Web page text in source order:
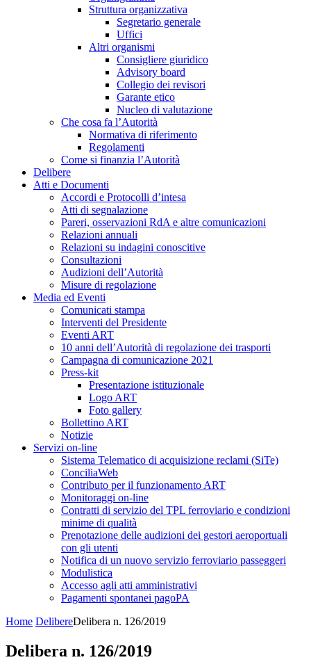
Struttura organizzativa
Segretario generale
Uffici
Altri organismi
Consigliere giuridico
Advisory board
Collegio dei revisori
Garante etico
Nucleo di valutazione
Che cosa fa l’Autorità
Normativa di riferimento
Regolamenti
Come si finanzia l’Autorità
Delibere
Atti e Documenti
Accordi e Protocolli d’intesa
Atti di segnalazione
Pareri, osservazioni RdA e altre comunicazioni
Relazioni annuali
Relazioni su indagini conoscitive
Consultazioni
Audizioni dell’Autorità
Misure di regolazione
Media ed Eventi
Comunicati stampa
Interventi del Presidente
Eventi ART
10 anni dell’Autorità di regolazione dei trasporti
Campagna di comunicazione 2021
Press-kit
Presentazione istituzionale
Logo ART
Foto gallery
Bollettino ART
Notizie
Servizi on-line
Sistema Telematico di acquisizione reclami (SiTe)
ConciliaWeb
Contributo per il funzionamento ART
Monitoraggi on-line
Contratti di servizio del TPL ferroviario e condizioni
minime di qualità
Prenotazione delle audizioni dei gestori aeroportuali
con gli utenti
Notifica di un nuovo servizio ferroviario passeggeri
Modulistica
Accesso agli atti amministrativi
Pagamenti spontanei pagoPA
Home DelibereDelibera n. 126/2019
Delibera n. 126/2019